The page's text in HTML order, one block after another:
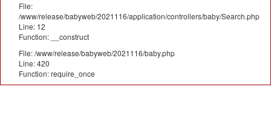
File:
/www/release/babyweb/2021116/application/controllers/baby/Search.php
Line: 12
Function: __construct
File: /www/release/babyweb/2021116/baby.php
Line: 420
Function: require_once